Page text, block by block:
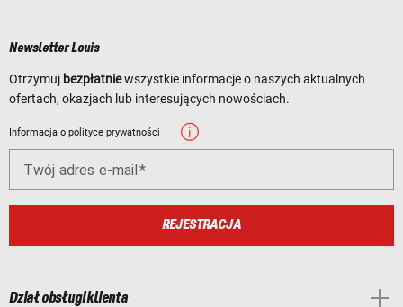
Newsletter Louis
Otrzymuj bezpłatniewszystkie informacje o naszych aktualnych
ofertach, okazjach lub interesujących nowościach.
Informacja o polityce prywatności
Twój adres e-mail
REJESTRACJA
Dział obsługi klienta